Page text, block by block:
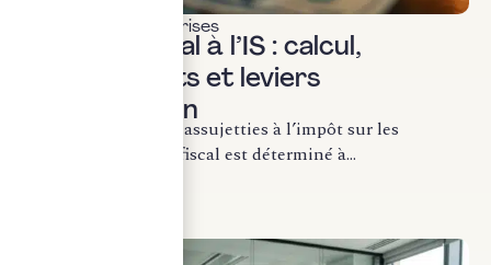
Fiscalité des entreprises
Résultat fiscal à l’IS : calcul,
retraitements et leviers
d’optimisation
Pour les entreprises assujetties à l’impôt sur les
sociétés, le résultat fiscal est déterminé à...